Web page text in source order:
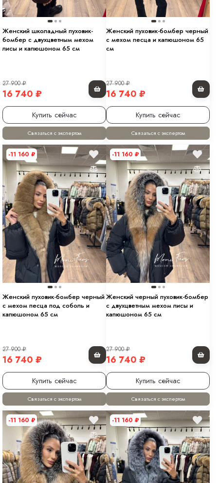
Женский школадный пуховик-
бомбер с двухцветным мехом
лисы и капюшоном 65 см
27 900₽
16 740 ₽
Купить сейчас
Связаться с экспертом
Женский пуховик-бомбер черный
с мехом песца и капюшоном 65
см
27 900₽
16 740 ₽
Купить сейчас
Связаться с экспертом
-11 160 ₽
Женский пуховик-бомбер черный
с мехом песца под соболь и
капюшоном 65 см
27 900₽
16 740 ₽
Купить сейчас
Связаться с экспертом
-11 160 ₽
Женский черный пуховик-бомбер
с двухцветным мехом лисы и
капюшоном 65 см
27 900₽
16 740 ₽
Купить сейчас
Связаться с экспертом
-11 160 ₽ -11 160 ₽